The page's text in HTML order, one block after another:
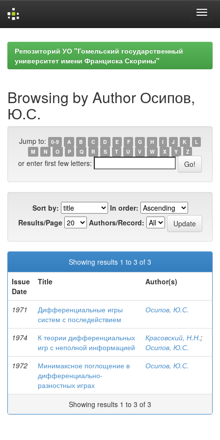
navigationРепозиторий УО "Гомельский государственный
университет имени Франциска Скорины"
Browsing by Author Осипов,
Ю.С.
Jump to: 0-9 A B C D E F G H I J K
L
M
N O P Q R S T U V W X Y Z
or enter first few letters:
Sort by:
In order:
Results/Page
Authors/Record:
Showing results 1 to 3 of 3
Issue
Date
Title Author(s)
1971
Дифференциальные игры
систем с последействием
Осипов, Ю.С.
1974
К теории дифференциальных
игр с неполной информацией
Красовский, Н.Н.;
Осипов, Ю.С.
1972
Минимаксное поглощение в
дифференциально-
разностных играх
Осипов, Ю.С.
Showing results 1 to 3 of 3